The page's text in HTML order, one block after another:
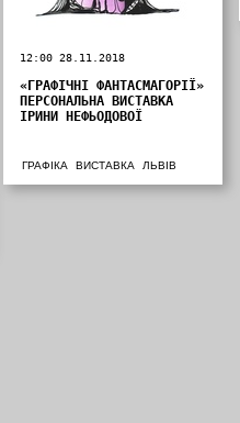
12:00 28.11.2018
«ГРАФІЧНІ ФАНТАСМАГОРІЇ»
ПЕРСОНАЛЬНА ВИСТАВКА
ІРИНИ НЕФЬОДОВОЇ
ГРАФІКА ВИСТАВКА ЛЬВІВ